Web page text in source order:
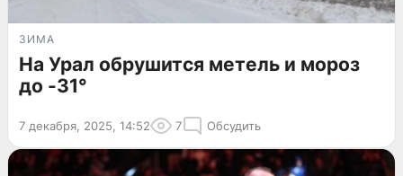
ЗИМА
На Урал обрушится метель и мороз
до -31°
7 декабря, 2025, 14:52 7 Обсудить